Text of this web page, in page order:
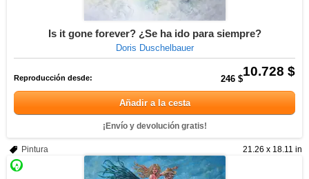
Is it gone forever? ¿Se ha ido para siempre?
Doris Duschelbauer
10.728 $
Reproducción desde: 246 $
Añadir a la cesta
¡Envío y devolución gratis!
21.26 x 18.11 in
Pintura